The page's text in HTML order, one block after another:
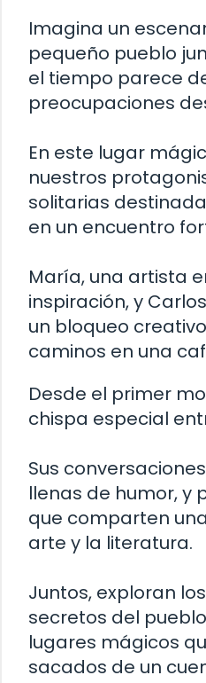
Imagina un
pequeño pueblo
el tiempo parece
preocupaciones
En este lugar
nuestros
solitarias
en un encuentro
María, una artista
inspiración, y
un bloqueo
caminos en una
Desde el primer
chispa especial
Sus
llenas de humor, y
que comparten
arte y la literatura.
Juntos, exploran
secretos del
lugares mágicos
sacados de un